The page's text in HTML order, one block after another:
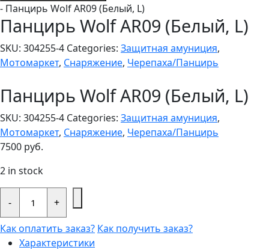
- Панцирь Wolf AR09 (Белый, L)
Панцирь Wolf AR09 (Белый, L)
SKU: 304255-4 Categories: Защитная амуниция,
Мотомаркет, Снаряжение, Черепаха/Панцирь
Панцирь Wolf AR09 (Белый, L)
SKU: 304255-4 Categories: Защитная амуниция,
Мотомаркет, Снаряжение, Черепаха/Панцирь
7500 руб.
2 in stock
-
Панцирь
Wolf
(Белый,
L)
quantity
+
Как оплатить заказ? Как получить заказ?
Характеристики